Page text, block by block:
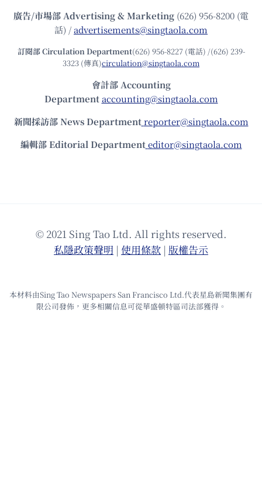
廣告/市場部Advertising & Marketing (626) 956-8200 (電
話) /advertisements@singtaola.com
訂閱部 Circulation Department(626) 956-8227 (電話) /(626) 239-
3323 (傳真)circulation@singtaola.com
會計部 Accounting
Department accounting@singtaola.com
新聞採訪部 News Department reporter@singtaola.com
編輯部 Editorial Department editor@singtaola.com
© 2021 Sing Tao Ltd. All rights reserved.
私隱政策聲明 | 使⽤條款 | 版權告⽰
本材料由Sing Tao Newspapers San Francisco Ltd.代表星島新聞集團有
限公司發佈，更多相關信息可從華盛頓特區司法部獲得。